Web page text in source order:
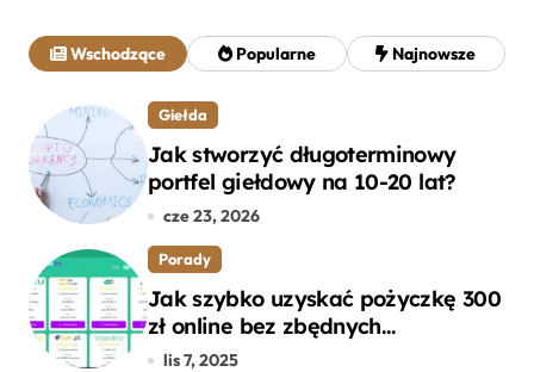
j
:
Wschodzące Popularne Najnowsze
Giełda
Jak stworzyć długoterminowy
portfel giełdowy na 10-20 lat?
cze 23, 2026
Porady
Jak szybko uzyskać pożyczkę 300
zł online bez zbędnych
formalności?
lis 7, 2025